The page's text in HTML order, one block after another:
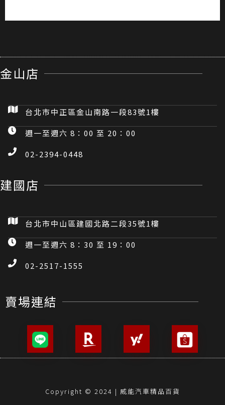
金山店
台北市中正區金山南路一段83號1樓
週一至週六 8：00 至 20：00
02-2394-0448
建國店
台北市中山區建國北路二段35號1樓
週一至週六 8：30 至 19：00
02-2517-1555
賣場連結
Copyright © 2024 | 威能汽車精品百貨